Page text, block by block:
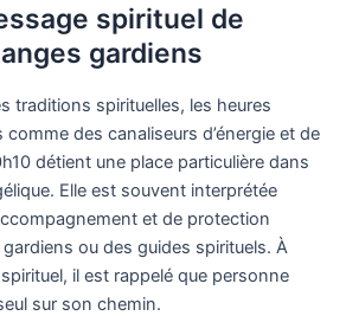
spirituel de
gardiens
traditions spirituelles, les heures
des canaliseurs d’énergie et de
détient une place particulière dans
Elle est souvent interprétée
et de protection
ou des guides spirituels. À
il est rappelé que personne
sur son chemin.